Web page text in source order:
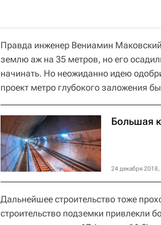
Правда инженер Вениамин
землю аж на 35 метров, но его
начинать. Но неожиданно идею
проект метро глубокого заложения
Большая
24 декабря
Дальнейшее строительство тоже
строительство подземки привлекли